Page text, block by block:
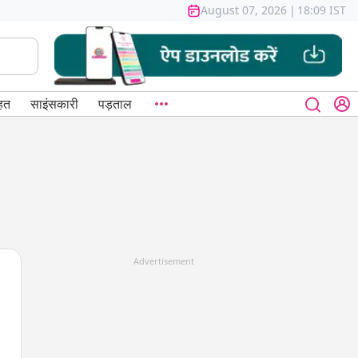
August 07, 2026 | 18:09 IST
साइंसकारी पड़ताल
Advertisement